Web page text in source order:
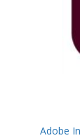
Adobe